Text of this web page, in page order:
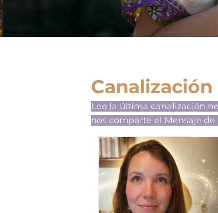
Canalización
Lee la última canalización
nos comparte el Mensaje de